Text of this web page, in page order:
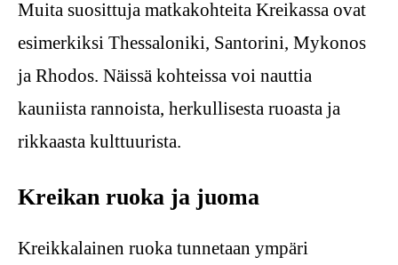
Muita suosittuja matkakohteita Kreikassa ovat
esimerkiksi Thessaloniki, Santorini, Mykonos
ja Rhodos. Näissä kohteissa voi nauttia
kauniista rannoista, herkullisesta ruoasta ja
rikkaasta kulttuurista.
Kreikan ruoka ja juoma
Kreikkalainen ruoka tunnetaan ympäri